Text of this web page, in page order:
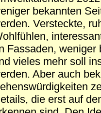
bekannten
Versteckte,
Fassaden,
vieles mehr soll
Aber auch
die erst auf